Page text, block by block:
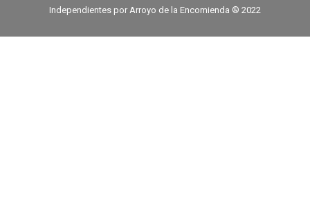
Independientes por Arroyo de la Encomienda ® 2022